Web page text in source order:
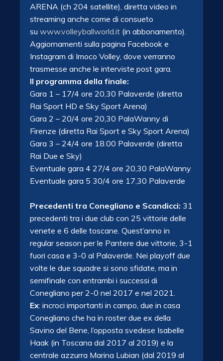
ARENA (ch 204 satellite), diretta video in
streaming anche come di consueto
su www.volleyballworld.it (in abbonamento).
Aggiornamenti sulla pagina Facebook e
Instagram di Imoco Volley, dove verranno
trasmesse anche le interviste post gara.
Il programma della finale:
Gara 1 – 17/4 ore 20,30 Palaverde (diretta
Rai Sport HD e Sky Sport Arena)
Gara 2 – 20/4 ore 20,30 PalaWanny di
Firenze (diretta Rai Sport e Sky Sport Arena)
Gara 3 – 24/4 ore 18.00 Palaverde (diretta
Rai Due e Sky)
Eventuale gara 4 27/4 ore 20,30 PalaWanny
Eventuale gara 5 30/4 ore 17,30 Palaverde
Precedenti tra Conegliano e Scandicci: 31
precedenti tra i due club con 25 vittorie delle
venete e 6 delle toscane. Quest’anno in
regular season per le Pantere due vittorie, 3-1
fuori casa e 3-0 al Palaverde. Nei playoff due
volte le due squadre si sono sfidate, ma in
semifinale con entrambi i successi di
Conegliano per 2-0 nel 2017 e nel 2021.
Ex: incroci importanti in campo, due in casa
Conegliano che ha in roster due ex della
Savino del Bene, l’opposta svedese Isabelle
Haak (in Toscana dal 2017 al 2019) e la
centrale azzurra Marina Lubian (dal 2019 al